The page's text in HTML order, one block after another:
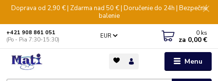
Doprava od 2,90 € | Zdarma nad 50 € | Doručenie do 24h | Bezpečné
balenie
Menu
EUR
+421 908 861 051
(Po - Pia 7:30-15:30)
0 ks
za 0,00 €